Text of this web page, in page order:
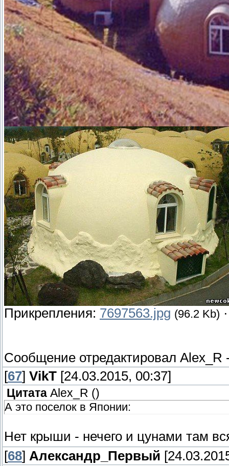
Прикрепления: 7697563.jpg (96.2 Kb)
Сообщение отредактировал Alex_R
[67] VikT [24.03.2015, 00:37]
Цитата Alex_R ()
А это поселок в Японии:
Нет крыши - нечего и цунами там
[68] Александр_Первый